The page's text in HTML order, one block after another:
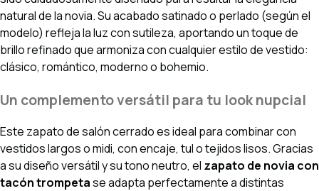
natural de la novia. Su acabado satinado o perlado (según el
modelo) refleja la luz con sutileza, aportando un toque de
brillo refinado que armoniza con cualquier estilo de vestido:
clásico, romántico, moderno o bohemio.
Un complemento versátil para tu look nupcial
Este zapato de salón cerrado es ideal para combinar con
vestidos largos o midi, con encaje, tul o tejidos lisos. Gracias
a su diseño versátil y su tono neutro, el zapato de novia con
tacón trompetase adapta perfectamente a distintas